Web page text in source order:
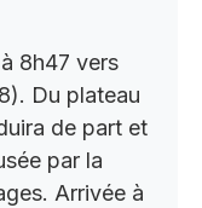
8h47 vers
Du plateau
de part et
par la
Arrivée à